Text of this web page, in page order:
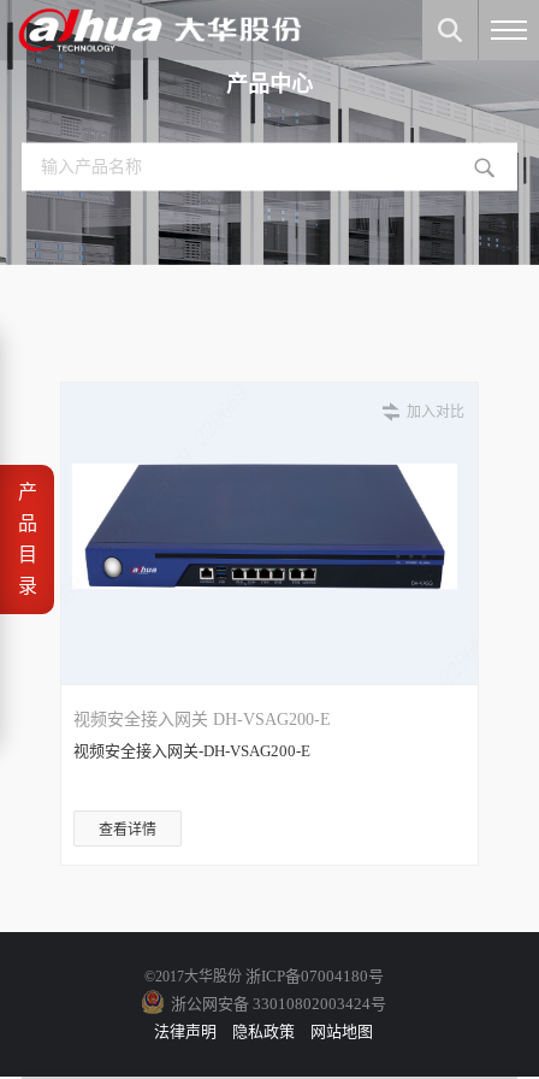
产品中心
产
品
目
录
加入对比
视频安全接入网关 DH-VSAG200-E
视频安全接入网关-DH-VSAG200-E
查看详情
©2017大华股份 浙ICP备07004180号
浙公网安备 33010802003424号
法律声明
隐私政策 网站地图